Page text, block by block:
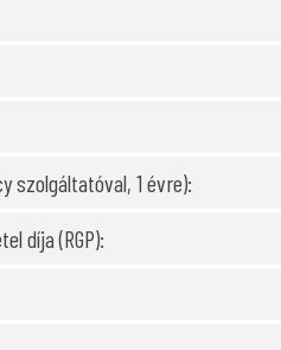
szolgáltatóval, 1 évre):
díja (RGP):